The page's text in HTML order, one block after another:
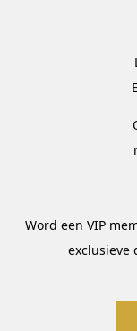
Word een VIP
exclusieve